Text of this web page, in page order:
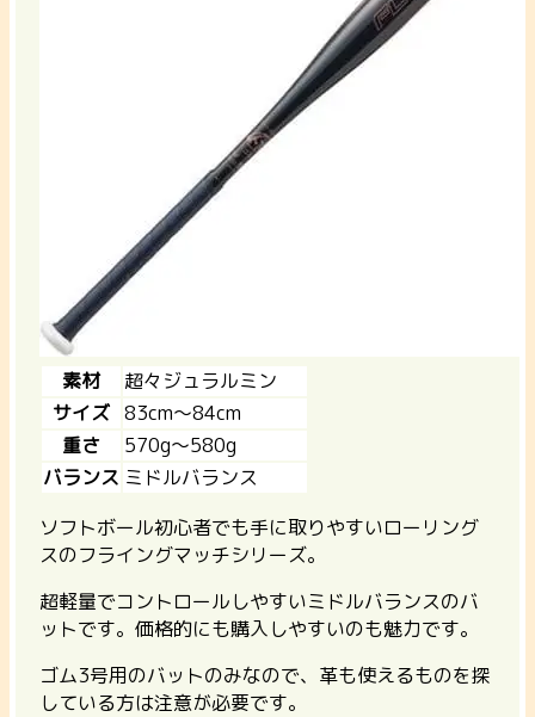
素材
超々ジュラルミン
サイズ 83cm〜84cm
重さ
570g〜580g
バランス ミドルバランス
ソフトボール初心者でも手に取りやすいローリング
スのフライングマッチシリーズ。
超軽量でコントロールしやすいミドルバランスのバ
ットです。価格的にも購入しやすいのも魅力です。
ゴム3号用のバットのみなので、革も使えるものを探
している方は注意が必要です。